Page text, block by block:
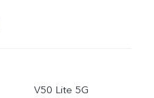
V50 Lite 5G